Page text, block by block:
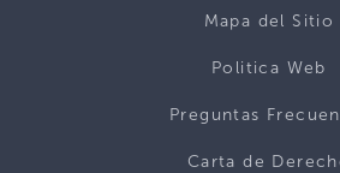
Mapa del Sitio
Politica Web
Preguntas
Carta de